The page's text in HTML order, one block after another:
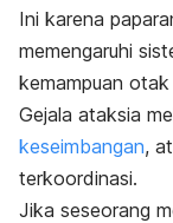
Ini karena
memengaruhi
kemampuan
Gejala ataksia
keseimbangan,
terkoordinasi.
Jika seseorang